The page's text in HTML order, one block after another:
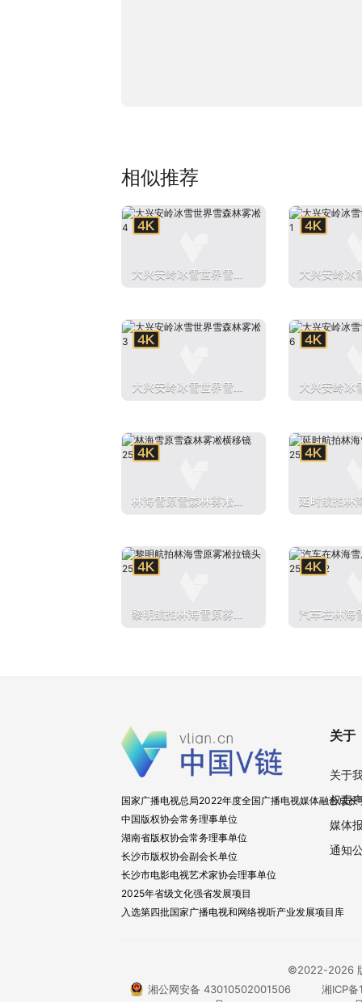
相似推荐
大兴安岭冰雪世界雪森
大兴安岭冰
大兴安岭冰雪世界雪森
大兴安岭冰
林海雪原雪森林雾凇横
延时航拍林
黎明航拍林海雪原雾凇
汽车在林海
国家广播电视总局2022年度全国广播电视媒体融合成长
中国版权协会常务理事单位
湖南省版权协会常务理事单位
长沙市版权协会副会长单位
长沙市电影电视艺术家协会理事单位
2025年省级文化强省发展项目
入选第四批国家广播电视和网络视听产业发展项目库
关于
关于
权责
媒体
通知
©2022-2026
湘公网安备 43010502001506
湘ICP